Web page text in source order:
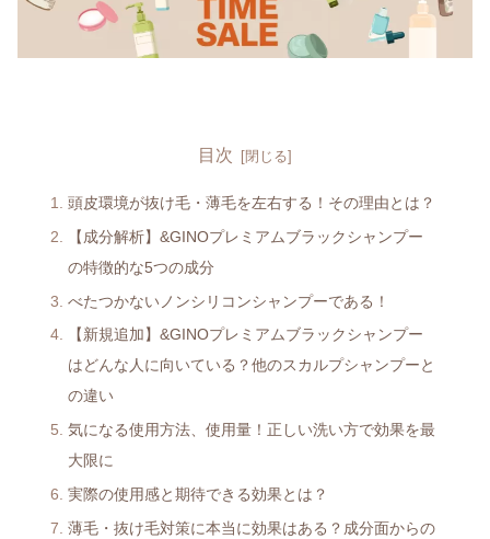
目次
頭皮環境が抜け毛・薄毛を左右する！その理由とは？
【成分解析】&GINOプレミアムブラックシャンプー
の特徴的な5つの成分
べたつかないノンシリコンシャンプーである！
【新規追加】&GINOプレミアムブラックシャンプー
はどんな人に向いている？他のスカルプシャンプーと
の違い
気になる使用方法、使用量！正しい洗い方で効果を最
大限に
実際の使用感と期待できる効果とは？
薄毛・抜け毛対策に本当に効果はある？成分面からの